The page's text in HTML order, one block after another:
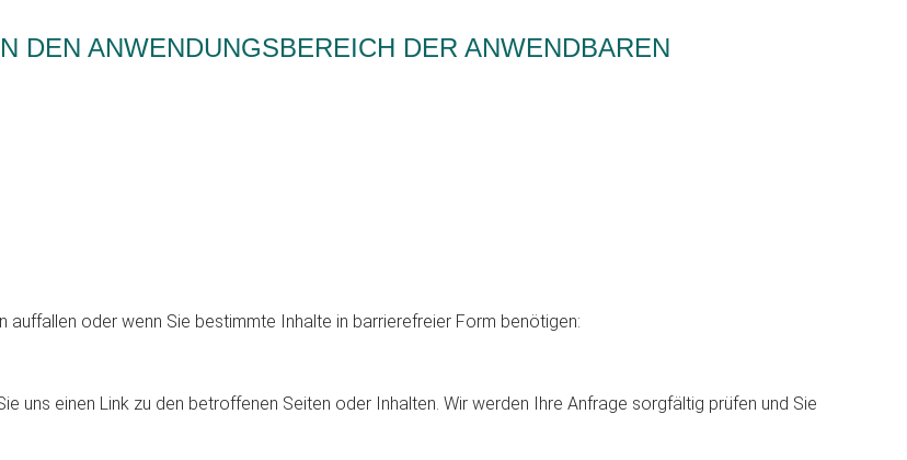
DEN ANWENDUNGSBEREICH DER ANWENDBAREN
oder wenn Sie bestimmte Inhalte in barrierefreier Form benötigen:
uns einen Link zu den betroffenen Seiten oder Inhalten. Wir werden Ihre Anfrage sorgfältig prüfen und Sie